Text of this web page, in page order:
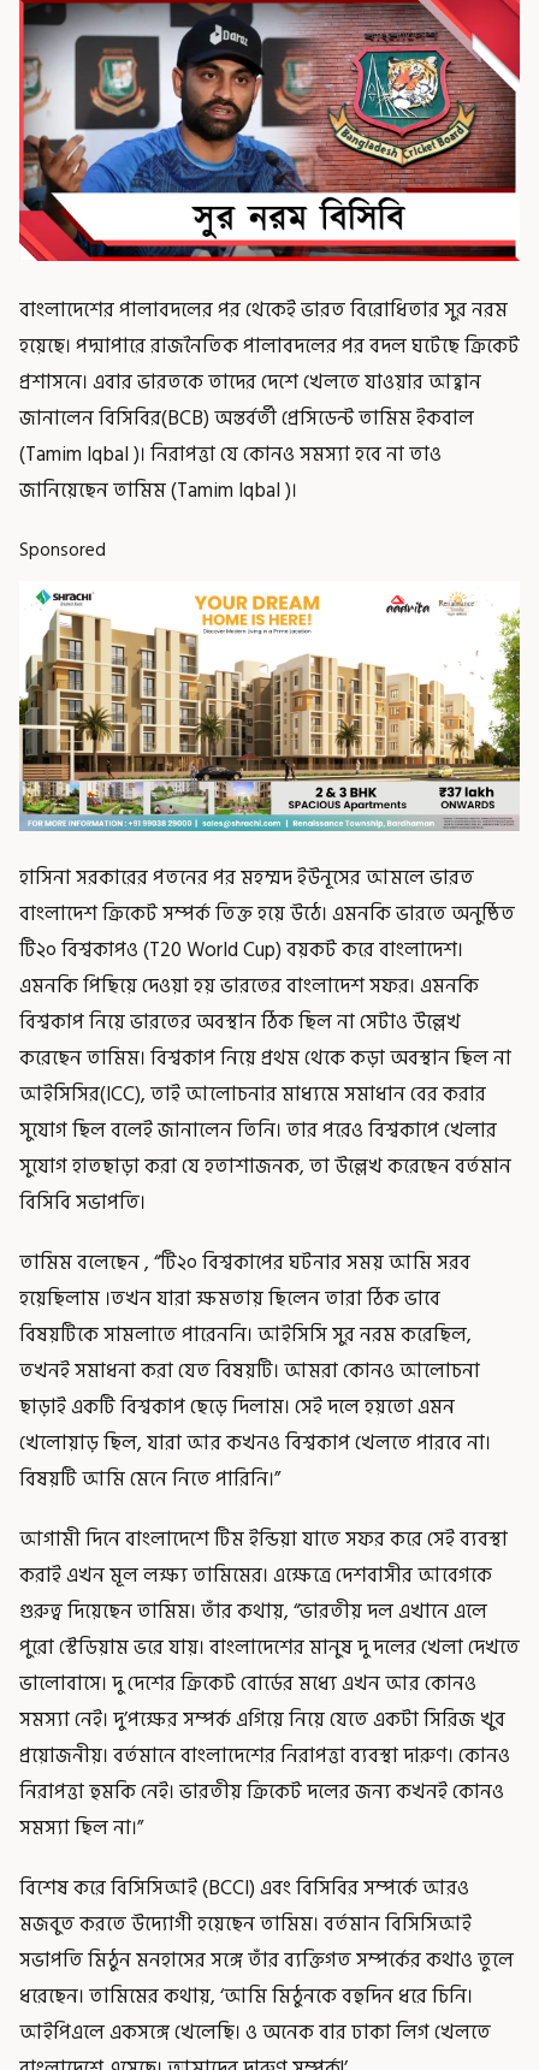
বাংলাদেশের পালাবদলের পর থেকেই ভারত বিরোধিতার সুর নরম
হয়েছে। পদ্মাপারে রাজনৈতিক পালাবদলের পর বদল ঘটেছে ক্রিকেট
প্রশাসনে। এবার ভারতকে তাদের দেশে খেলতে যাওয়ার আহ্বান
জানালেন বিসিবির(BCB) অন্তর্বর্তী প্রেসিডেন্ট তামিম ইকবাল
(Tamim Iqbal )। নিরাপত্তা যে কোনও সমস্যা হবে না তাও
জানিয়েছেন তামিম (Tamim Iqbal )।
Sponsored
হাসিনা সরকারের পতনের পর মহম্মদ ইউনূসের আমলে ভারত
বাংলাদেশ ক্রিকেট সম্পর্ক তিক্ত হয়ে উঠে। এমনকি ভারতে অনুষ্ঠিত
টি২০ বিশ্বকাপও (T20 World Cup) বয়কট করে বাংলাদেশ।
এমনকি পিছিয়ে দেওয়া হয় ভারতের বাংলাদেশ সফর। এমনকি
বিশ্বকাপ নিয়ে ভারতের অবস্থান ঠিক ছিল না সেটাও উল্লেখ
করেছেন তামিম। বিশ্বকাপ নিয়ে প্রথম থেকে কড়া অবস্থান ছিল না
আইসিসির(ICC), তাই আলোচনার মাধ্যমে সমাধান বের করার
সুযোগ ছিল বলেই জানালেন তিনি। তার পরেও বিশ্বকাপে খেলার
সুযোগ হাতছাড়া করা যে হতাশাজনক, তা উল্লেখ করেছেন বর্তমান
বিসিবি সভাপতি।
তামিম বলেছেন , “টি২০ বিশ্বকাপের ঘটনার সময় আমি সরব
হয়েছিলাম ।তখন যারা ক্ষমতায় ছিলেন তারা ঠিক ভাবে
বিষয়টিকে সামলাতে পারেননি। আইসিসি সুর নরম করেছিল,
তখনই সমাধনা করা যেত বিষয়টি। আমরা কোনও আলোচনা
ছাড়াই একটি বিশ্বকাপ ছেড়ে দিলাম। সেই দলে হয়তো এমন
খেলোয়াড় ছিল, যারা আর কখনও বিশ্বকাপ খেলতে পারবে না।
বিষয়টি আমি মেনে নিতে পারিনি।”
আগামী দিনে বাংলাদেশে টিম ইন্ডিয়া যাতে সফর করে সেই ব্যবস্থা
করাই এখন মূল লক্ষ্য তামিমের। এক্ষেত্রে দেশবাসীর আবেগকে
গুরুত্ব দিয়েছেন তামিম। তাঁর কথায়, “ভারতীয় দল এখানে এলে
পুরো স্টেডিয়াম ভরে যায়। বাংলাদেশের মানুষ দু দলের খেলা দেখতে
ভালোবাসে। দু দেশের ক্রিকেট বোর্ডের মধ্যে এখন আর কোনও
সমস্যা নেই। দু’পক্ষের সম্পর্ক এগিয়ে নিয়ে যেতে একটা সিরিজ খুব
প্রয়োজনীয়। বর্তমানে বাংলাদেশের নিরাপত্তা ব্যবস্থা দারুণ। কোনও
নিরাপত্তা হুমকি নেই। ভারতীয় ক্রিকেট দলের জন্য কখনই কোনও
সমস্যা ছিল না।”
বিশেষ করে বিসিসিআই (BCCI) এবং বিসিবির সম্পর্কে আরও
মজবুত করতে উদ্যোগী হয়েছেন তামিম। বর্তমান বিসিসিআই
সভাপতি মিঠুন মনহাসের সঙ্গে তাঁর ব্যক্তিগত সম্পর্কের কথাও তুলে
ধরেছেন। তামিমের কথায়, ‘আমি মিঠুনকে বহুদিন ধরে চিনি।
আইপিএলে একসঙ্গে খেলেছি। ও অনেক বার ঢাকা লিগ খেলতে